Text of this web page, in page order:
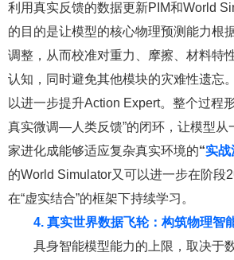
利用真实反馈的数据更新PIM和World
的目的是让模型的核心物理预测能力根
调整，从而校准对重力、摩擦、材料特
认知，同时避免其他模块的灾难性遗忘
以进一步提升Action Expert。整个过程
真实微调—人类反馈”的闭环，让模型从
家进化成能够适应复杂真实环境的“实战
的World Simulator又可以进一步在阶段2
在“虚实结合”的框架下持续学习。
4. 真实世界数据飞轮：构筑物理智
具身智能模型能力的上限，取决于